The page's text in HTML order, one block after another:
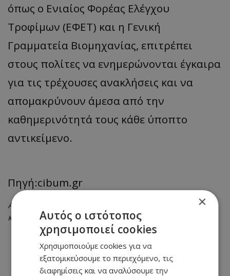
όπως ο Ενιαίος Φορέας Ελέγχου
Τροφίμων (ΕΦΕΤ) και η Γενική
Γραμματεία Βιομηχανίας, επιτρέπει
στους πολίτες να ενημερώνονται έγκαιρα
για τις τρέχουσες ανακλήσεις και να
απομακρύνουν άμεσα από την
καθημερινότητά τους κάθε ύποπτο
αντικείμενο.
Πηγή:cibum.gr
Ακολουθήστε το
Tothemaonline.com στο Google News
και μάθετε πρώτοι όλες τιςειδήσεις
×
Αυτός ο ιστότοπος
χρησιμοποιεί cookies
Χρησιμοποιούμε cookies για να
εξατομικεύσουμε το περιεχόμενο, τις
διαφημίσεις και να αναλύσουμε την